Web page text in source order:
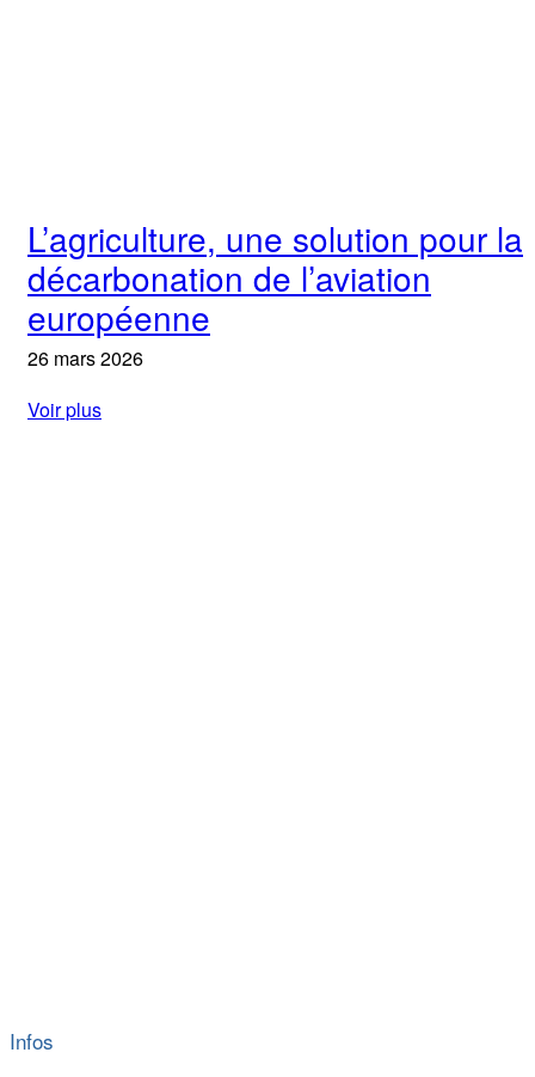
L’agriculture, une solution pour la
décarbonation de l’aviation
européenne
26 mars 2026
Voir plus
Infos